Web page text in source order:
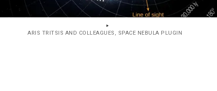
ARIS TRITSIS AND COLLEAGUES, SPACE NEBULA PLUGIN